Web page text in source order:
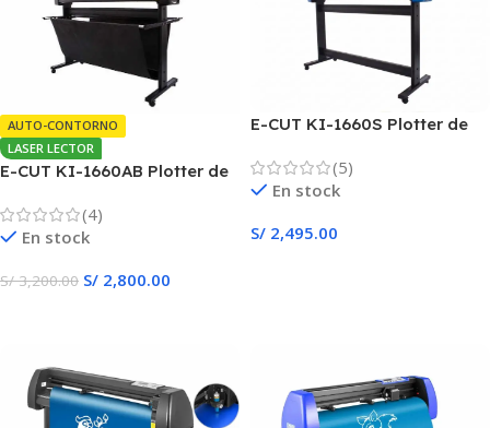
AUTO-CONTORNO
LASER LECTOR
E-CUT KI-1660AB Plotter de
(4)
En stock
S/3,200.00 S/ 2,800.00
E-CUT KI-1660S Plotter de
(5)
En stock
S/ 2,495.00